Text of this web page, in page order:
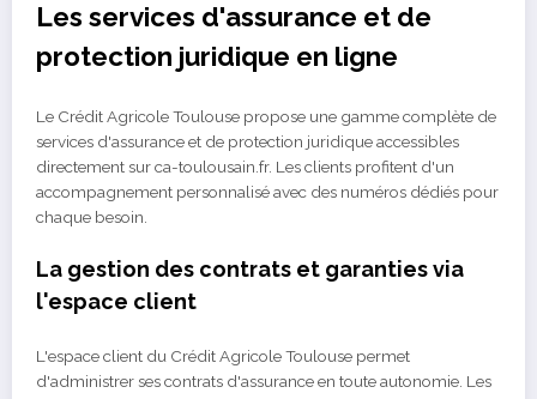
Les services d'assurance et de
protection juridique en ligne
Le Crédit Agricole Toulouse propose une gamme complète de
services d'assurance et de protection juridique accessibles
directement sur ca-toulousain.fr. Les clients profitent d'un
accompagnement personnalisé avec des numéros dédiés pour
chaque besoin.
La gestion des contrats et garanties via
l'espace client
L'espace client du Crédit Agricole Toulouse permet
d'administrer ses contrats d'assurance en toute autonomie. Les